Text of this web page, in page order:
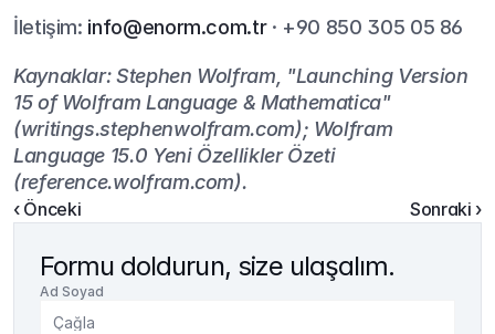
İletişim: info@enorm.com.tr · +90 850 305 05 86
Kaynaklar: Stephen Wolfram, "Launching Version
15 of Wolfram Language & Mathematica"
(writings.stephenwolfram.com); Wolfram
Language 15.0 Yeni Özellikler Özeti
(reference.wolfram.com).
‹ Önceki Sonraki ›
Formu doldurun, size ulaşalım.
Ad Soyad